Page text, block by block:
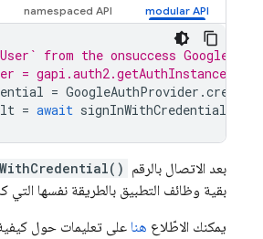
from the onsuccess Google
=
= GoogleAuthProvider .
= await signInWithCredential
بعد الاتصال بالرقم
بقية وظائف التطبيق بالطريقة نفسها التي
يمكنك الاطّلاع هنا على تعليمات حول